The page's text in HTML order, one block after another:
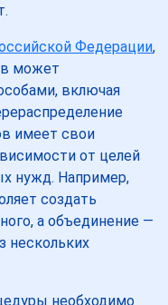
Федерации,
может
включая
имеет свои
от целей
нужд. Например,
создать
а объединение —
нескольких
необходимо